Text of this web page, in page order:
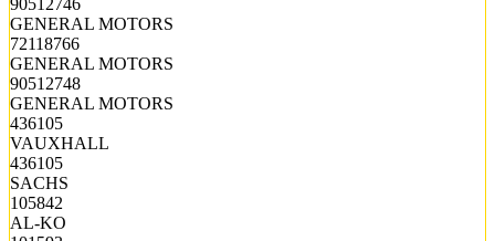
GENERAL MOTORS
72118766
GENERAL MOTORS
90512748
GENERAL MOTORS
436105
VAUXHALL
436105
SACHS
105842
AL-KO